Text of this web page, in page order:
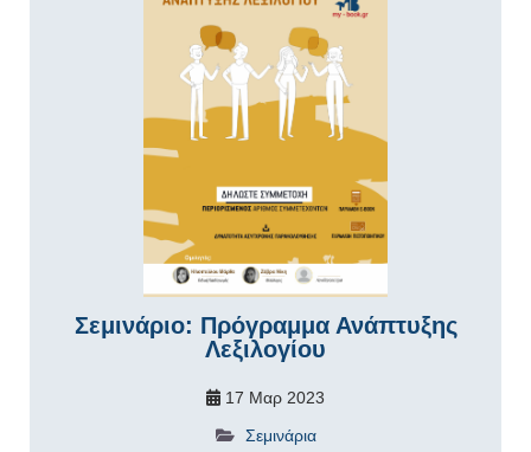
Σεμινάριο: Πρόγραμμα Ανάπτυξης
Λεξιλογίου
17 Μαρ 2023
Σεμινάρια